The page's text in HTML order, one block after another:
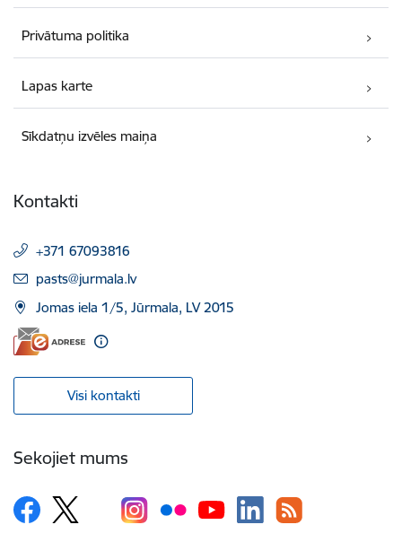
Privātuma politika
Lapas karte
Sīkdatņu izvēles maiņa
Kontakti
+371 67093816
E-pasts:
pasts@jurmala.lv
Jomas iela 1/5, Jūrmala, LV 2015
Visi kontakti
Sekojiet mums